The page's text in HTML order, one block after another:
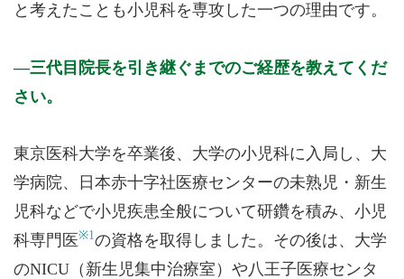
と考えたことも小児科を専攻した一つの理由です。
三代目院長を引き継ぐまでのご経歴を教えてくだ
さい。
東京医科大学を卒業後、大学の小児科に入局し、大
学病院、日本赤十字社医療センターの未熟児・新生
児科などで小児疾患全般について研鑽を積み、小児
科専門医※1の資格を取得しました。その後は、大学
のNICU（新生児集中治療室）や八王子医療センタ